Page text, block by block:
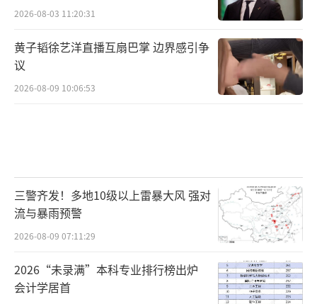
2026-08-03 11:20:31
黄子韬徐艺洋直播互扇巴掌 边界感引争
议
2026-08-09 10:06:53
三警齐发！多地10级以上雷暴大风 强对
流与暴雨预警
2026-08-09 07:11:29
2026“未录满”本科专业排行榜出炉
会计学居首